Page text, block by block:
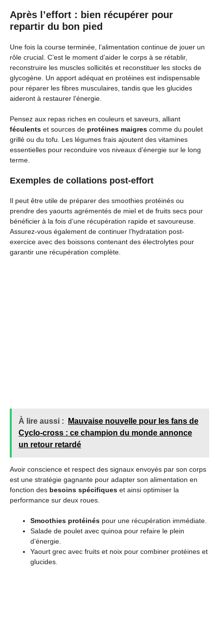
Après l’effort : bien récupérer pour
repartir du bon pied
Une fois la course terminée, l’alimentation continue de jouer un
rôle crucial. C’est le moment d’aider le corps à se rétablir,
reconstruire les muscles sollicités et reconstituer les stocks de
glycogène. Un apport adéquat en protéines est indispensable
pour réparer les fibres musculaires, tandis que les glucides
aideront à restaurer l’énergie.
Pensez aux repas riches en couleurs et saveurs, alliant
féculents et sources de protéines maigres comme du poulet
grillé ou du tofu. Les légumes frais ajoutent des vitamines
essentielles pour reconduire vos niveaux d’énergie sur le long
terme.
Exemples de collations post-effort
Il peut être utile de préparer des smoothies protéinés ou
prendre des yaourts agrémentés de miel et de fruits secs pour
bénéficier à la fois d’une récupération rapide et savoureuse.
Assurez-vous également de continuer l’hydratation post-
exercice avec des boissons contenant des électrolytes pour
garantir une récupération complète.
À lire aussi :
Mauvaise nouvelle pour les fans de
Cyclo-cross : ce champion du monde annonce
un retour retardé
Avoir conscience et respect des signaux envoyés par son corps
est une stratégie gagnante pour adapter son alimentation en
fonction des besoins spécifiques et ainsi optimiser la
performance sur deux roues.
Smoothies protéinés pour une récupération immédiate.
Salade de poulet avec quinoa pour refaire le plein
d’énergie.
Yaourt grec avec fruits et noix pour combiner protéines et
glucides.